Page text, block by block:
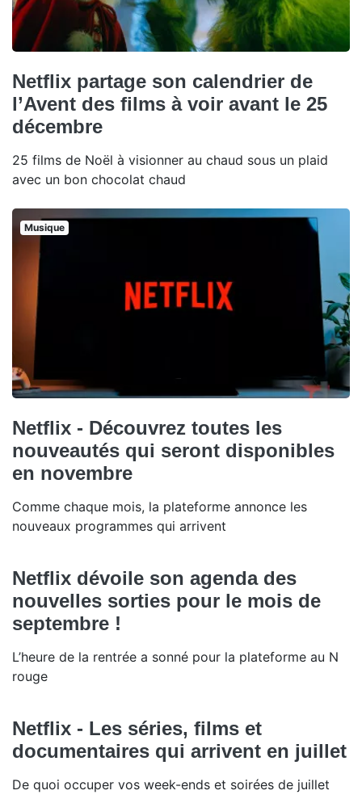
Netflix partage son calendrier de
l’Avent des films à voir avant le 25
décembre
25 films de Noël à visionner au chaud sous un plaid
avec un bon chocolat chaud
Musique
Netflix - Découvrez toutes les
nouveautés qui seront disponibles
en novembre
Comme chaque mois, la plateforme annonce les
nouveaux programmes qui arrivent
Netflix dévoile son agenda des
nouvelles sorties pour le mois de
septembre !
L’heure de la rentrée a sonné pour la plateforme au N
rouge
Netflix - Les séries, films et
documentaires qui arrivent en juillet
De quoi occuper vos week-ends et soirées de juillet